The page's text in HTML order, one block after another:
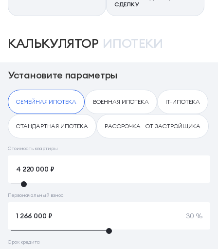
СДЕЛКУ
КАЛЬКУЛЯТОР ИПОТЕКИ
Установите параметры
СЕМЕЙНАЯ ИПОТЕКА ВОЕННАЯ ИПОТЕКА IT-ИПОТЕКА
СТАНДАРТНАЯ ИПОТЕКА РАССРОЧКА ОТ ЗАСТРОЙЩИКА
Стоимость квартиры
Первоначальный взнос
30 %
Срок кредита